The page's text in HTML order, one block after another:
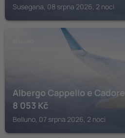
Susegana, 08 srpna 2026, 2 noci
Albergo Cappello e Cadore
8 053 Kč
Belluno, 07 srpna 2026, 2 noci